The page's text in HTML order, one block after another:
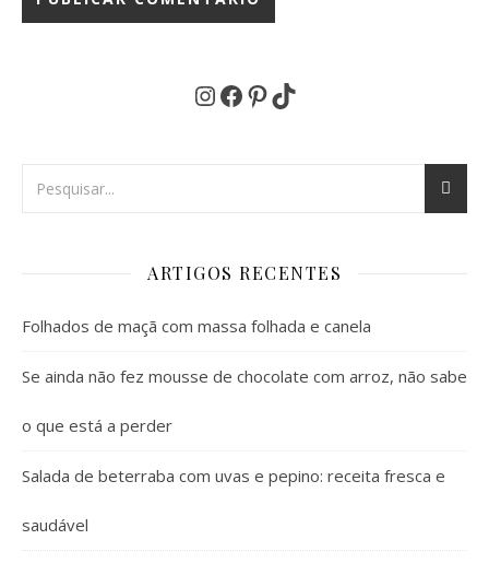
Instagram
Facebook
Pinterest
TikTok
ARTIGOS RECENTES
Folhados de maçã com massa folhada e canela
Se ainda não fez mousse de chocolate com arroz, não sabe
o que está a perder
Salada de beterraba com uvas e pepino: receita fresca e
saudável